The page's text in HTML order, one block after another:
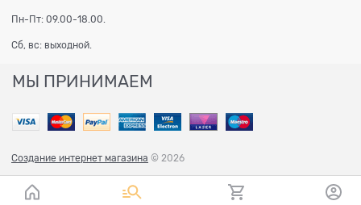
Пн-Пт: 09.00-18.00.
Сб, вс: выходной.
МЫ ПРИНИМАЕМ
Создание интернет магазина © 2026